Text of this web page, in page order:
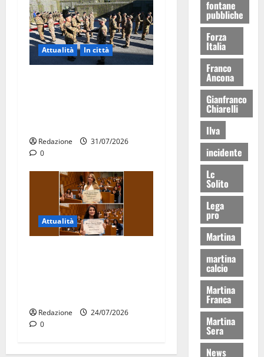
Attualità In città
Redazione
31/07/2026
0
Attualità
Redazione
24/07/2026
0
fontane
pubbliche
Forza
Italia
Franco
Ancona
Gianfranco
Chiarelli
Ilva
incidente
Lc
Solito
Lega
pro
Martina
martina
calcio
Martina
Franca
Martina
Sera
News